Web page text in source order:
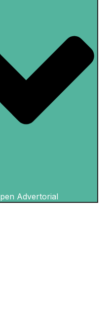
Advertorial